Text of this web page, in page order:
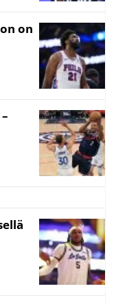
on